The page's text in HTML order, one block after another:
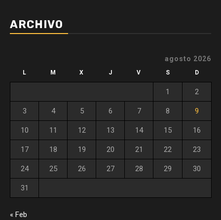
ARCHIVO
agosto 2026
L M X J V S D
1 2
3 4 5 6 7 8 9
10 11 12 13 14 15 16
17 18 19 20 21 22 23
24 25 26 27 28 29 30
31
« Feb